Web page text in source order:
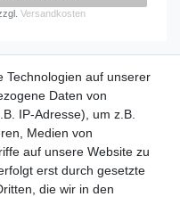
Versandkosten
Technologien auf unserer
Daten von
IP-Adresse), um z.B.
Medien von
auf unsere Website zu
erst durch gesetzte
die wir in den